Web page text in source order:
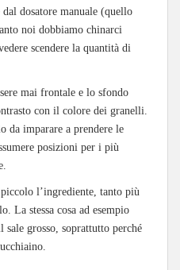
dosatore manuale (quello
noi dobbiamo chinarci
scendere la quantità di
mai frontale e lo sfondo
con il colore dei granelli.
da imparare a prendere le
posizioni per i più
l’ingrediente, tanto più
La stessa cosa ad esempio
grosso, soprattutto perché